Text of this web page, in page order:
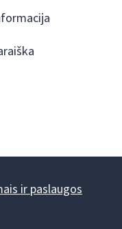
ir paslaugos